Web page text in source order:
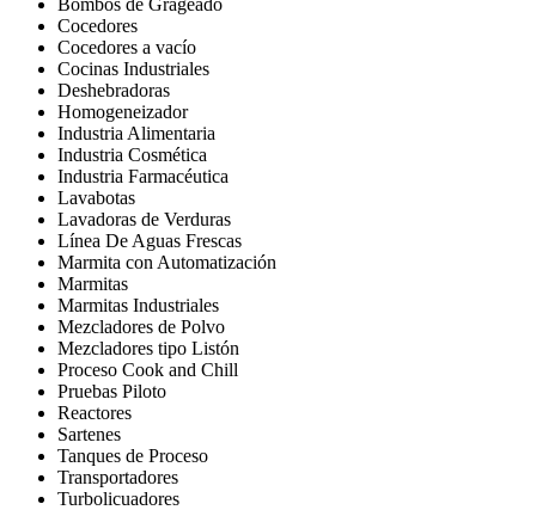
Cocedores
Cocedores a vacío
Cocinas Industriales
Deshebradoras
Homogeneizador
Industria Alimentaria
Industria Cosmética
Industria Farmacéutica
Lavabotas
Lavadoras de Verduras
Línea De Aguas Frescas
Marmita con Automatización
Marmitas
Marmitas Industriales
Mezcladores de Polvo
Mezcladores tipo Listón
Proceso Cook and Chill
Pruebas Piloto
Reactores
Sartenes
Tanques de Proceso
Transportadores
Turbolicuadores